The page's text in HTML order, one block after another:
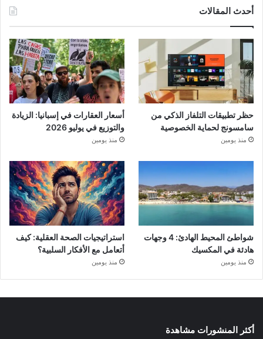
أحدث المقالات
حظر تطبيقات التلفاز الذكي من
سامسونج لحماية الخصوصية
منذ يومين
أسعار العقارات في إسبانيا: الزيادة
والتوزيع في يوليو 2026
منذ يومين
شواطئ المحيط الهادئ: 4 وجهات
هادئة في المكسيك
منذ يومين
استراتيجيات الصحة العقلية: كيف
أتعامل مع الأفكار السلبية؟
منذ يومين
أكثر المنشورات مشاهدة